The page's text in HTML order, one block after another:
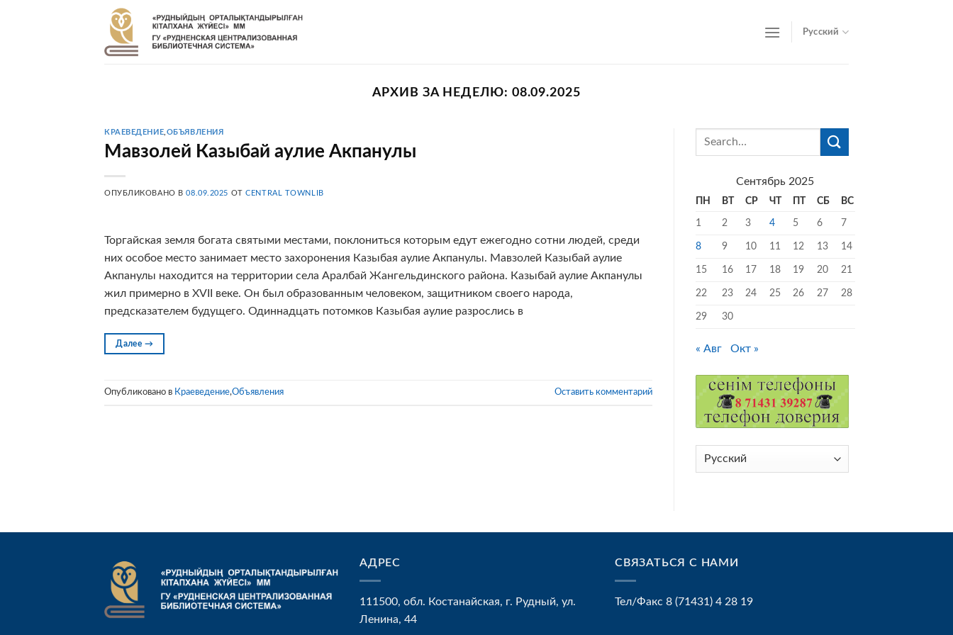
Русский
АРХИВ ЗА НЕДЕЛЮ: 08.09.2025
КРАЕВЕДЕНИЕ ОБЪЯВЛЕНИЯ
Мавзолей Казыбай аулие Акпанулы
ОПУБЛИКОВАНО В08.09.2025 ОТCENTRAL TOWNLIB
Торгайская земля богата святыми местами, поклониться которым едут ежегодно сотни людей, среди
них особое место занимает место захоронения Казыбая аулие Акпанулы. Мавзолей Казыбай аулие
Акпанулы находится на территории села Аралбай Жангельдинского района. Казыбай аулие Акпанулы
жил примерно в ХVII веке. Он был образованным человеком, защитником своего народа,
предсказателем будущего. Одиннадцать потомков Казыбая аулие разрослись в
Далее →
Опубликовано в Краеведение,Объявления Оставить комментарий
Сентябрь 2025
ПН ВТ СР ЧТ ПТ СБ ВС
1 2 3 4 5 6 7
8 9 10 11 12 13 14
15 16 17 18 19 20 21
22 23 24 25 26 27 28
29 30
« Авг Окт »
Выбрать
АДРЕС
111500, обл. Костанайская, г. Рудный, ул.
Ленина, 44
СВЯЗАТЬСЯ С НАМИ
Тел/Факс 8 (71431) 4 28 19